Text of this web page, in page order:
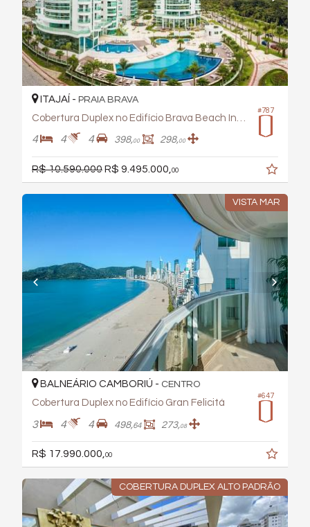
#787
ITAJAÍ - PRAIA BRAVA
4 4 4 398,00 298,00
R$ 10.590.000R$ 9.495.000, 00
VISTA MAR
#647
BALNEÁRIO CAMBORIÚ - CENTRO
Cobertura Duplex no Edifício Gran Felicitá
3 4 4 498,64 273,08
R$ 17.990.000,00
COBERTURA DUPLEX ALTO PADRÃO